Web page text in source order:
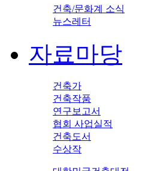
건축/문화계 소식
뉴스레터
자료마당
건축가
건축작품
연구보고서
협회 사업실적
건축도서
수상작